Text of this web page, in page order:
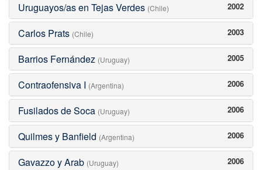
Uruguayos/as en Tejas Verdes (Chile) 2002
Carlos Prats (Chile) 2003
Barrios Fernández (Uruguay) 2005
Contraofensiva I (Argentina) 2006
Fusilados de Soca (Uruguay) 2006
Quilmes y Banfield (Argentina) 2006
Gavazzo y Arab (Uruguay) 2006